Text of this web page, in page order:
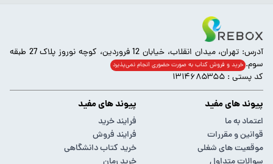
آدرس: تهران، میدان انقلاب، خیابان 12 فروردین، کوچه نوروز پلاک 27 طبقه
سوم. خرید و فروش کتاب به صورت حضوری انجام‌ نمی‌پذیرد
کد پستی : ۱۳۱۴۶۸۵۳۵۵
پیوند های مفید
اعتماد به ما
قوانین و مقررات
موقعیت های شغلی
پیوند های مفید
فرایند خرید
فرایند فروش
خرید کتاب دانشگاهی